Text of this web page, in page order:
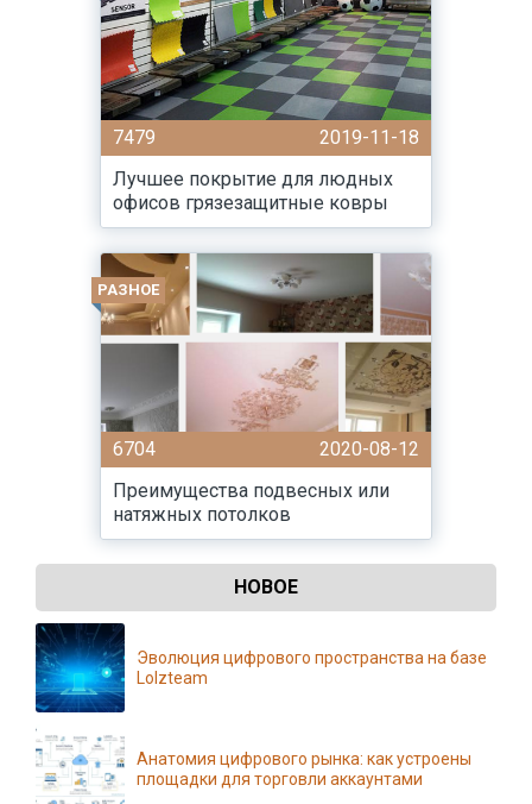
7479
2019-11-18
Лучшее покрытие для людных
офисов грязезащитные ковры
РАЗНОЕ
6704
2020-08-12
Преимущества подвесных или
натяжных потолков
НОВОЕ
Эволюция цифрового пространства на базе
Lolzteam
Анатомия цифрового рынка: как устроены
площадки для торговли аккаунтами